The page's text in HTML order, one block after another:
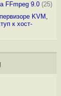
FFmpeg 9.0(25)
KVM,
к хост-